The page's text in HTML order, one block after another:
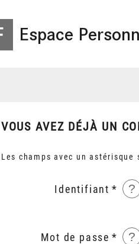
Espace
VOUS AVEZ DÉJÀ UN
Les champs avec un
Identifiant ?
Mot de passe ?